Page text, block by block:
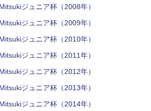
ジュニア杯（2008年）
ジュニア杯（2009年）
ジュニア杯（2010年）
ジュニア杯（2011年）
ジュニア杯（2012年）
ジュニア杯（2013年）
ジュニア杯（2014年）